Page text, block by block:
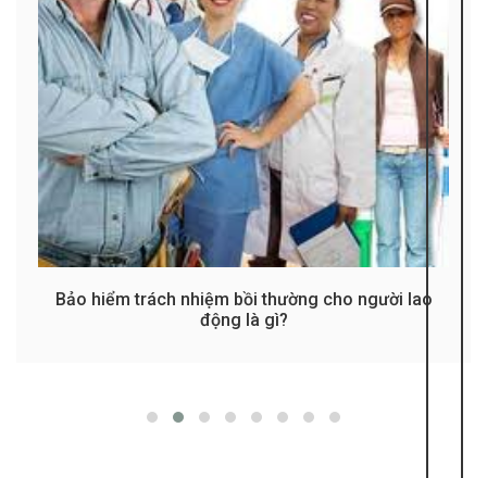
Bảo hiểm trách nhiệm bồi thường cho người lao
động là gì?